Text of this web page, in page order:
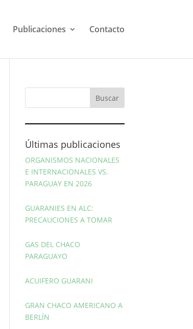
Publicaciones Contacto
Últimas publicaciones
ORGANISMOS NACIONALES
E INTERNACIONALES VS.
PARAGUAY EN 2026
GUARANIES EN ALC:
PRECAUCIONES A TOMAR
GAS DEL CHACO
PARAGUAYO
ACUIFERO GUARANI
GRAN CHACO AMERICANO A
BERLÍN